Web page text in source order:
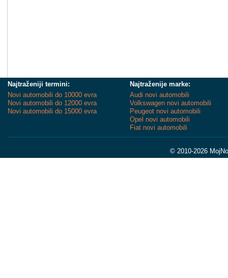
Najtraženiji termini:
Novi automobili do 10000 evra
Novi automobili do 12000 evra
Novi automobili do 15000 evra
Najtraženije marke:
Audi novi automobili
Volkswagen novi automobili
Peugeot novi automobili
Opel novi automobili
Fiat novi automobili
© 2010-2026